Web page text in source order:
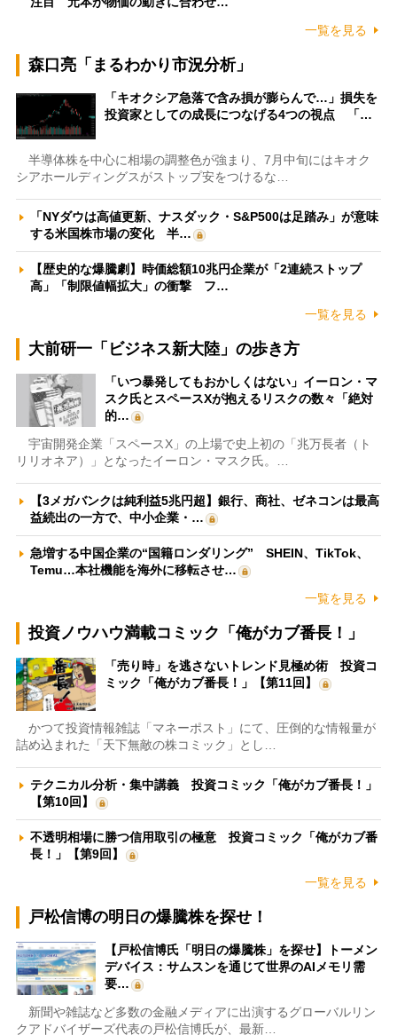
一覧を見る
森口亮「まるわかり市況分析」
「キオクシア急落で含み損が膨らんで…」損失を
投資家としての成長につなげる4つの視点 「…
半導体株を中心に相場の調整色が強まり、7月中旬にはキオク
シアホールディングスがストップ安をつけるな…
「NYダウは高値更新、ナスダック・S&P500は足踏み」が意味
する米国株市場の変化 半…
【歴史的な爆騰劇】時価総額10兆円企業が「2連続ストップ
高」「制限値幅拡大」の衝撃 フ…
一覧を見る
大前研一「ビジネス新大陸」の歩き方
「いつ暴発してもおかしくはない」イーロン・マ
スク氏とスペースXが抱えるリスクの数々「絶対
的…
宇宙開発企業「スペースX」の上場で史上初の「兆万長者（ト
リリオネア）」となったイーロン・マスク氏。…
【3メガバンクは純利益5兆円超】銀行、商社、ゼネコンは最高
益続出の一方で、中小企業・…
急増する中国企業の“国籍ロンダリング” SHEIN、TikTok、
Temu…本社機能を海外に移転させ…
一覧を見る
投資ノウハウ満載コミック「俺がカブ番長！」
「売り時」を逃さないトレンド見極め術 投資コ
ミック「俺がカブ番長！」【第11回】
かつて投資情報雑誌「マネーポスト」にて、圧倒的な情報量が
詰め込まれた「天下無敵の株コミック」とし…
テクニカル分析・集中講義 投資コミック「俺がカブ番長！」
【第10回】
不透明相場に勝つ信用取引の極意 投資コミック「俺がカブ番
長！」【第9回】
一覧を見る
戸松信博の明日の爆騰株を探せ！
【戸松信博氏「明日の爆騰株」を探せ】トーメン
デバイス：サムスンを通じて世界のAIメモリ需
要…
新聞や雑誌など多数の金融メディアに出演するグローバルリン
クアドバイザーズ代表の戸松信博氏が、最新…